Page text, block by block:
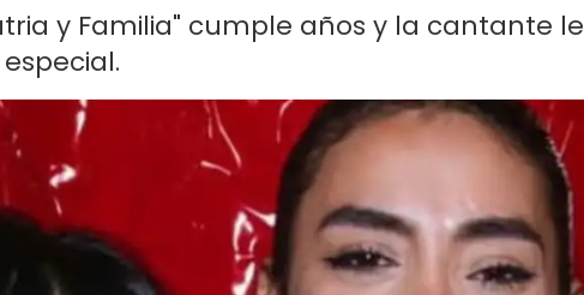
y Familia" cumple años y la cantante le